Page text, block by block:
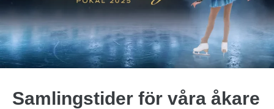
Samlingstider för våra åkare